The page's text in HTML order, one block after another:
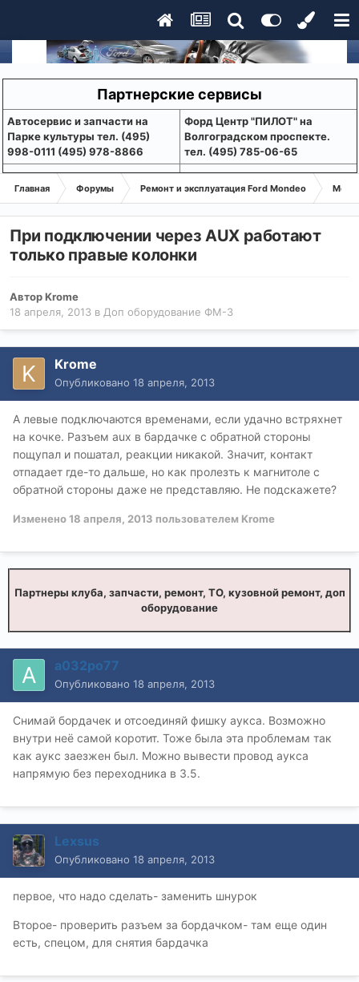
Партнерские сервисы
Aвтосервис и запчасти на
Парке культуры тел. (495)
998-0111 (495) 978-8866
Форд Центр "ПИЛОТ" на
Волгоградском проспекте.
тел. (495) 785-06-65
Главная Форумы Ремонт и эксплуатация Ford Mondeo
При подключении через AUX работают
только правые колонки
АвторKrome
18 апреля, 2013 в Доп оборудование ФМ-3
Krome
Опубликовано 18 апреля, 2013
А левые подключаются временами, если удачно встряхнет
на кочке. Разъем aux в бардачке с обратной стороны
пощупал и пошатал, реакции никакой. Значит, контакт
отпадает где-то дальше, но как пролезть к магнитоле с
обратной стороны даже не представляю. Не подскажете?
Изменено18 апреля, 2013 пользователем Krome
Партнеры клуба, запчасти, ремонт, ТО, кузовной ремонт, доп
оборудование
а032ро77
Опубликовано 18 апреля, 2013
Снимай бордачек и отсоединяй фишку аукса. Возможно
внутри неё самой коротит. Тоже была эта проблемам так
как аукс заезжен был. Можно вывести провод аукса
напрямую без переходника в 3.5.
Lexsus
Опубликовано 18 апреля, 2013
первое, что надо сделать- заменить шнурок
Второе- проверить разъем за бордачком- там еще один
есть, спецом, для снятия бардачка